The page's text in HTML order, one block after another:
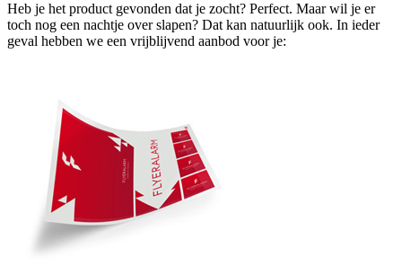
Heb je het product gevonden dat je zocht? Perfect. Maar wil je er
toch nog een nachtje over slapen? Dat kan natuurlijk ook. In ieder
geval hebben we een vrijblijvend aanbod voor je: